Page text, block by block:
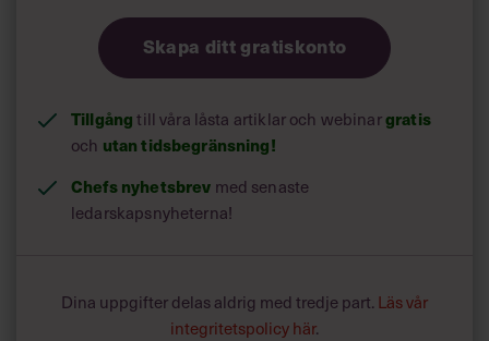
Skapa ditt gratiskonto
Tillgångtill våra låsta artiklar och webinargratis
och utan tidsbegränsning!
Chefs nyhetsbrev med senaste
ledarskapsnyheterna!
Dina uppgifter delas aldrig med tredje part. Läs vår
integritetspolicy här.